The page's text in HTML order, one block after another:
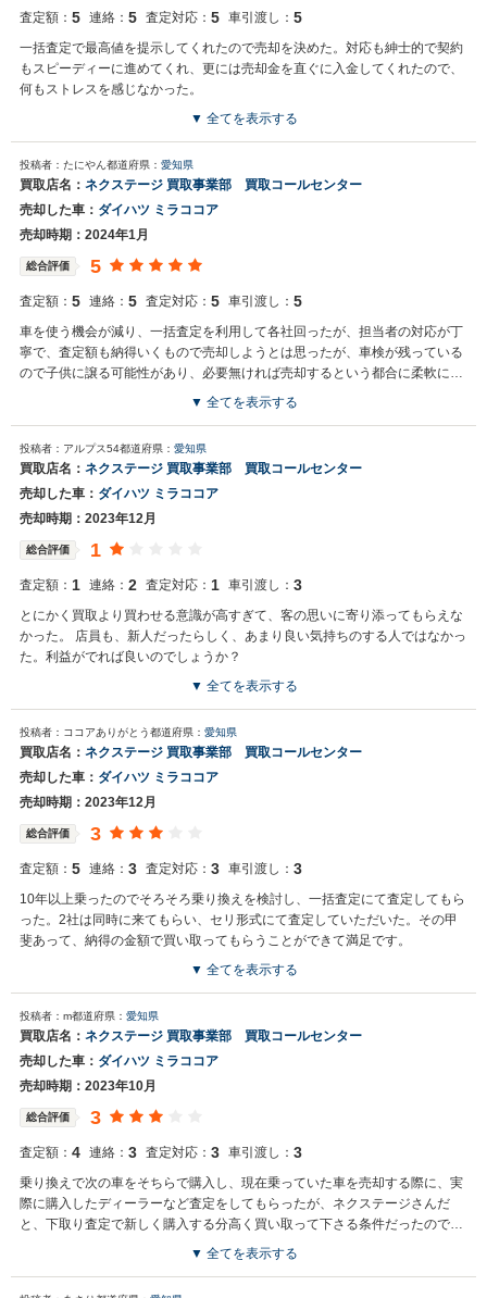
ので、ウイカーズで探したいといと思います
査定額： 5 連絡： 5 査定対応： 5 車引渡し： 5
一括査定で最高値を提示してくれたので売却を決めた。対応も紳士的で契約
もスピーディーに進めてくれ、更には売却金を直ぐに入金してくれたので、
何もストレスを感じなかった。
▼ 全てを表示する
投稿者：たにやん都道府県： 愛知県
買取店名： ネクステージ 買取事業部 買取コールセンター
売却した車： ダイハツ ミラココア
売却時期：2024年1月
総合評価 5
査定額： 5 連絡： 5 査定対応： 5 車引渡し： 5
車を使う機会が減り、一括査定を利用して各社回ったが、担当者の対応が丁
寧で、査定額も納得いくもので売却しようとは思ったが、車検が残っている
ので子供に譲る可能性があり、必要無ければ売却するという都合に柔軟に対
▼ 全てを表示する
投稿者：アルプス54都道府県： 愛知県
買取店名： ネクステージ 買取事業部 買取コールセンター
売却した車： ダイハツ ミラココア
売却時期：2023年12月
総合評価 1
査定額： 1 連絡： 2 査定対応： 1 車引渡し： 3
とにかく買取より買わせる意識が高すぎて、客の思いに寄り添ってもらえな
かった。 店員も、新人だったらしく、あまり良い気持ちのする人ではなかっ
た。利益がでれば良いのでしょうか？
▼ 全てを表示する
投稿者：ココアありがとう都道府県： 愛知県
買取店名： ネクステージ 買取事業部 買取コールセンター
売却した車： ダイハツ ミラココア
売却時期：2023年12月
総合評価 3
査定額： 5 連絡： 3 査定対応： 3 車引渡し： 3
10年以上乗ったのでそろそろ乗り換えを検討し、一括査定にて査定してもら
った。2社は同時に来てもらい、セリ形式にて査定していただいた。その甲
斐あって、納得の金額で買い取ってもらうことができて満足です。
▼ 全てを表示する
投稿者：m都道府県： 愛知県
買取店名： ネクステージ 買取事業部 買取コールセンター
売却した車： ダイハツ ミラココア
売却時期：2023年10月
総合評価 3
査定額： 4 連絡： 3 査定対応： 3 車引渡し： 3
乗り換えで次の車をそちらで購入し、現在乗っていた車を売却する際に、実
際に購入したディーラーなど査定をしてもらったが、ネクステージさんだ
と、下取り査定で新しく購入する分高く買い取って下さる条件だったので飲
▼ 全てを表示する